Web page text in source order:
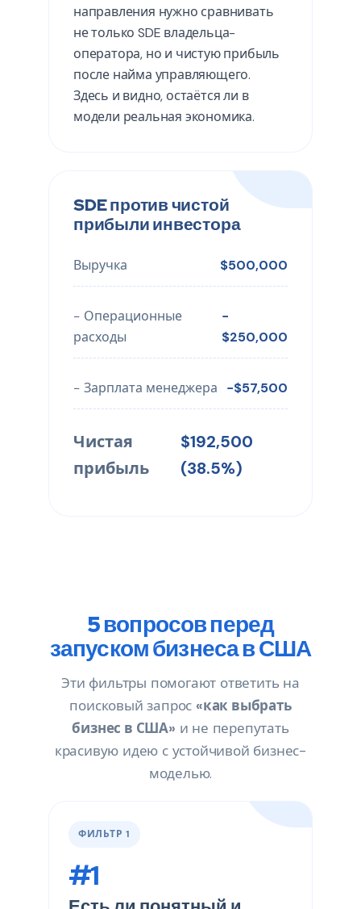
направления нужно сравнивать
не только SDE владельца-
оператора, но и чистую прибыль
после найма управляющего.
Здесь и видно, остаётся ли в
модели реальная экономика.
SDE против чистой
прибыли инвестора
Выручка $500,000
− Операционные
расходы
−
$250,000
− Зарплата менеджера −$57,500
Чистая
прибыль
$192,500
(38.5%)
5 вопросов перед
запуском бизнеса в США
Эти фильтры помогают ответить на
поисковый запрос «как выбрать
бизнес в США» и не перепутать
красивую идею с устойчивой бизнес-
моделью.
ФИЛЬТР 1
#1